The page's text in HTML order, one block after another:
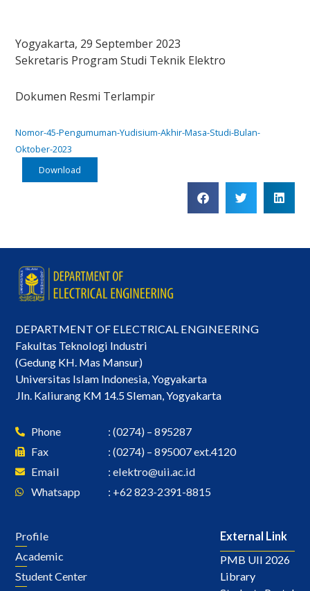
Yogyakarta, 29 September 2023
Sekretaris Program Studi Teknik Elektro
Dokumen Resmi Terlampir
Nomor-45-Pengumuman-Yudisium-Akhir-Masa-Studi-Bulan-
Oktober-2023
Download
DEPARTMENT OF ELECTRICAL ENGINEERING
Fakultas Teknologi Industri
(Gedung KH. Mas Mansur)
Universitas Islam Indonesia, Yogyakarta
Jln. Kaliurang KM 14.5 Sleman, Yogyakarta
Phone
Fax
Email
Whatsapp
: (0274) – 895287
: (0274) – 895007 ext.4120
: elektro@uii.ac.id
: +62 823-2391-8815
Profile
Academic
Student Center
External Link
PMB UII 2026
Library